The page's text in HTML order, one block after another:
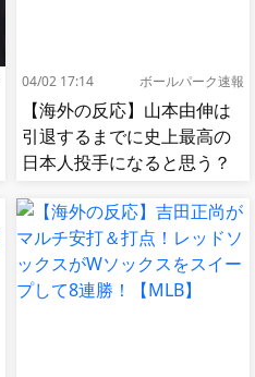
04/02 17:14 ボールパーク速報
【海外の反応】山本由伸は
引退するまでに史上最高の
日本人投手になると思う？